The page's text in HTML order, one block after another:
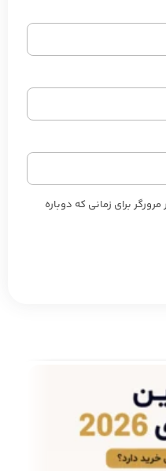
برای زمانی که دوباره